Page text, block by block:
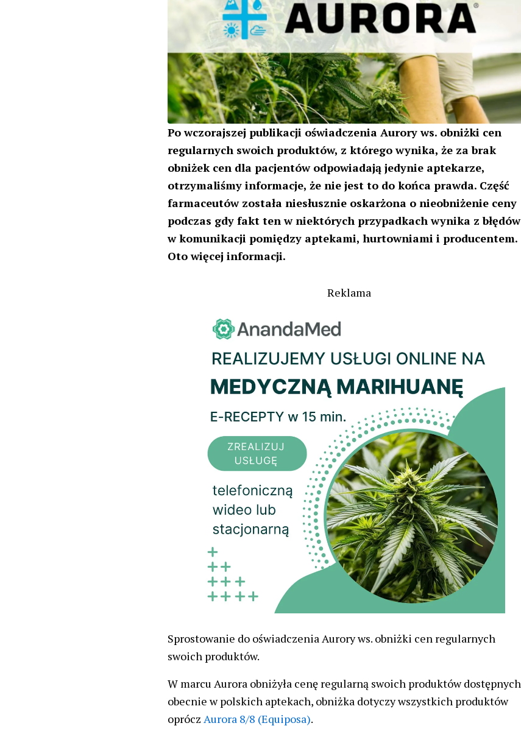
r
Po wczorajszej publikacji oświadczenia Aurory ws. obniżki cen
regularnych swoich produktów, z którego wynika, że za brak
obniżek cen dla pacjentów odpowiadają jedynie aptekarze,
otrzymaliśmy informacje, że nie jest to do końca prawda. Część
farmaceutów została niesłusznie oskarżona o nieobniżenie ceny
podczas gdy fakt ten w niektórych przypadkach wynika z błędów
w komunikacji pomiędzy aptekami, hurtowniami i producentem.
Oto więcej informacji.
Reklama
Sprostowanie do oświadczenia Aurory ws. obniżki cen regularnych
swoich produktów.
W marcu Aurora obniżyła cenę regularną swoich produktów dostępnych
obecnie w polskich aptekach, obniżka dotyczy wszystkich produktów
oprócz Aurora 8/8 (Equiposa).